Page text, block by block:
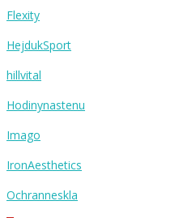
Flexity
HejdukSport
hillvital
Hodinynastenu
Imago
IronAesthetics
Ochranneskla